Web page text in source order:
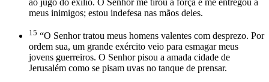
meus inimigos; estou indefesa nas mãos deles.
15 “O Senhor tratou meus homens valentes com desprezo. Por
ordem sua, um grande exército veio para esmagar meus
jovens guerreiros. O Senhor pisou a amada cidade de
Jerusalém como se pisam uvas no tanque de prensar.